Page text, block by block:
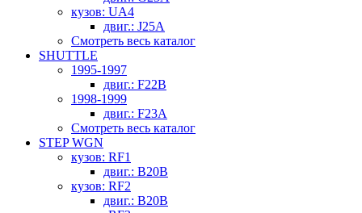
кузов: UA4
двиг.: J25A
Смотреть весь каталог
SHUTTLE
1995-1997
двиг.: F22B
1998-1999
двиг.: F23A
Смотреть весь каталог
STEP WGN
кузов: RF1
двиг.: B20B
кузов: RF2
двиг.: B20B